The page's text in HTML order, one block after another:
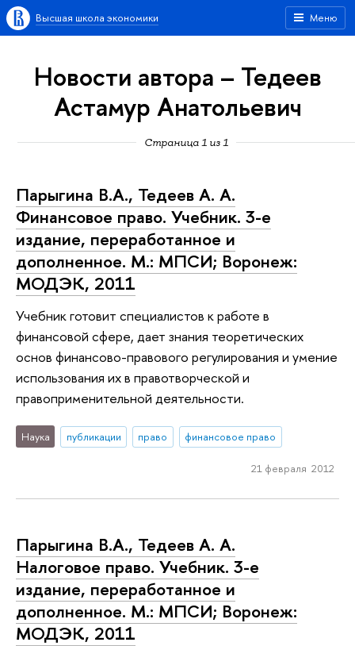
Меню
Высшая школа экономики
Новости автора – Тедеев
Астамур Анатольевич
Страница 1 из 1
Парыгина В.А., Тедеев А. А.
Финансовое право. Учебник. 3-е
издание, переработанное и
дополненное. М.: МПСИ; Воронеж:
МОДЭК, 2011
Учебник готовит специалистов к работе в
финансовой сфере, дает знания теоретических
основ финансово-правового регулирования и умение
использо­вания их в правотворческой и
правоприменительной деятельности.
Наука публикации право финансовое право
21 февраля 2012
Парыгина В.А., Тедеев А. А.
Налоговое право. Учебник. 3-е
издание, переработанное и
дополненное. М.: МПСИ; Воронеж:
МОДЭК, 2011